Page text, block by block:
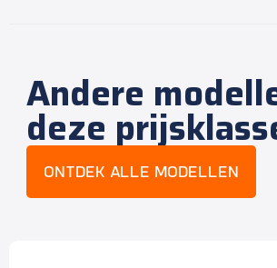
Andere
deze
ONTDEK ALLE MODELLEN